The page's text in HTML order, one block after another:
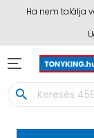
Ha nem találja
search